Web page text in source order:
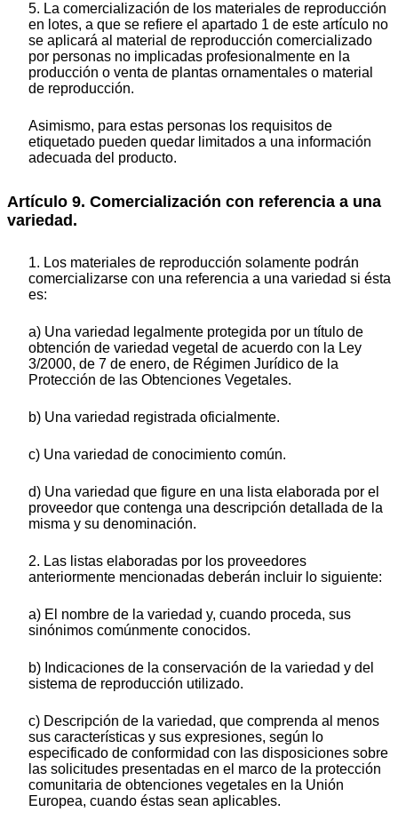
5. La comercialización de los materiales de reproducción
en lotes, a que se refiere el apartado 1 de este artículo no
se aplicará al material de reproducción comercializado
por personas no implicadas profesionalmente en la
producción o venta de plantas ornamentales o material
de reproducción.
Asimismo, para estas personas los requisitos de
etiquetado pueden quedar limitados a una información
adecuada del producto.
Artículo 9. Comercialización con referencia a una
variedad.
1. Los materiales de reproducción solamente podrán
comercializarse con una referencia a una variedad si ésta
es:
a) Una variedad legalmente protegida por un título de
obtención de variedad vegetal de acuerdo con la Ley
3/2000, de 7 de enero, de Régimen Jurídico de la
Protección de las Obtenciones Vegetales.
b) Una variedad registrada oficialmente.
c) Una variedad de conocimiento común.
d) Una variedad que figure en una lista elaborada por el
proveedor que contenga una descripción detallada de la
misma y su denominación.
2. Las listas elaboradas por los proveedores
anteriormente mencionadas deberán incluir lo siguiente:
a) El nombre de la variedad y, cuando proceda, sus
sinónimos comúnmente conocidos.
b) Indicaciones de la conservación de la variedad y del
sistema de reproducción utilizado.
c) Descripción de la variedad, que comprenda al menos
sus características y sus expresiones, según lo
especificado de conformidad con las disposiciones sobre
las solicitudes presentadas en el marco de la protección
comunitaria de obtenciones vegetales en la Unión
Europea, cuando éstas sean aplicables.